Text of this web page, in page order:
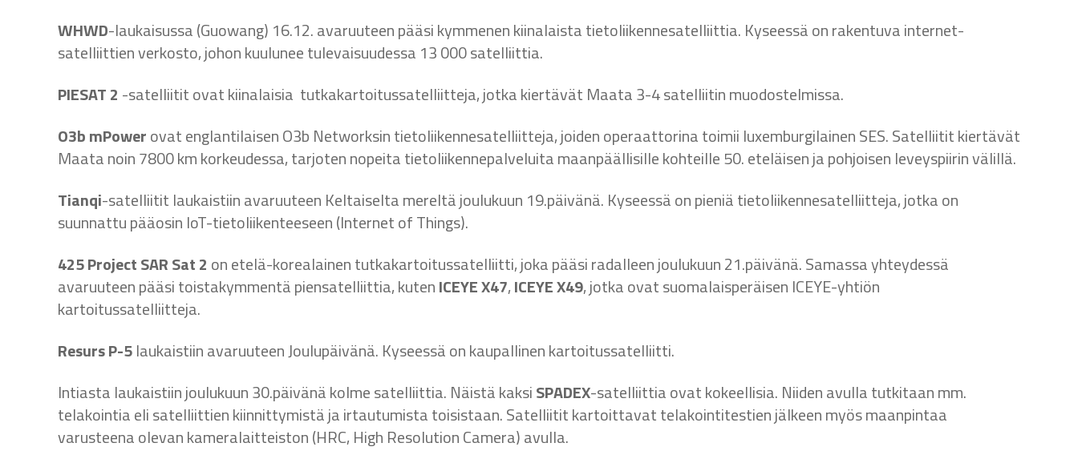
WHWD-laukaisussa (Guowang) 16.12. avaruuteen pääsi kymmenen kiinalaista tietoliikennesatelliittia. Kyseessä on rakentuva internet-
satelliittien verkosto, johon kuulunee tulevaisuudessa 13 000 satelliittia.
PIESAT 2 -satelliitit ovat kiinalaisia tutkakartoitussatelliitteja, jotka kiertävät Maata 3-4 satelliitin muodostelmissa.
O3b mPowerovat englantilaisen O3b Networksin tietoliikennesatelliitteja, joiden operaattorina toimii luxemburgilainen SES. Satelliitit kiertävät
Maata noin 7800 km korkeudessa, tarjoten nopeita tietoliikennepalveluita maanpäällisille kohteille 50. eteläisen ja pohjoisen leveyspiirin välillä.
Tianqi-satelliitit laukaistiin avaruuteen Keltaiselta mereltä joulukuun 19.päivänä. Kyseessä on pieniä tietoliikennesatelliitteja, jotka on
suunnattu pääosin IoT-tietoliikenteeseen (Internet of Things).
425 Project SAR Sat 2 on etelä-korealainen tutkakartoitussatelliitti, joka pääsi radalleen joulukuun 21.päivänä. Samassa yhteydessä
avaruuteen pääsi toistakymmentä piensatelliittia, kutenICEYE X47,ICEYE X49, jotka ovat suomalaisperäisen ICEYE-yhtiön
kartoitussatelliitteja.
Resurs P-5laukaistiin avaruuteen Joulupäivänä. Kyseessä on kaupallinen kartoitussatelliitti.
Intiasta laukaistiin joulukuun 30.päivänä kolme satelliittia. Näistä kaksiSPADEX-satelliittia ovat kokeellisia. Niiden avulla tutkitaan mm.
telakointia eli satelliittien kiinnittymistä ja irtautumista toisistaan. Satelliitit kartoittavat telakointitestien jälkeen myös maanpintaa
varusteena olevan kameralaitteiston (HRC, High Resolution Camera) avulla.